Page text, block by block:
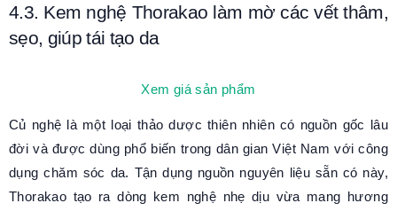
4.3. Kem nghệ Thorakao làm mờ các vết thâm,
sẹo, giúp tái tạo da
Xem giá sản phẩm
Củ nghệ là một loại thảo dược thiên nhiên có nguồn gốc lâu
đời và được dùng phổ biến trong dân gian Việt Nam với công
dụng chăm sóc da. Tận dụng nguồn nguyên liệu sẵn có này,
Thorakao tạo ra dòng kem nghệ nhẹ dịu vừa mang hương